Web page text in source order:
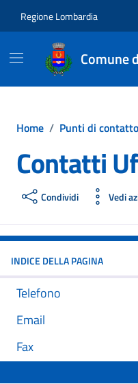
Regione Lombardia
Comune
Home / Punti di contatto
Contatti
Condividi Vedi
INDICE DELLA PAGINA
Telefono
Email
Fax